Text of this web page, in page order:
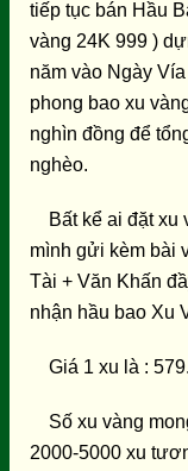
tiếp tục bán Hầu
vàng 24K 999 )
năm vào Ngày
phong bao xu
nghìn đồng để
nghèo.
Bất kể ai đặt
mình gửi kèm bài
Tài + Văn Khấn
nhận hầu bao Xu
Giá 1 xu là :
Số xu vàng
2000-5000 xu